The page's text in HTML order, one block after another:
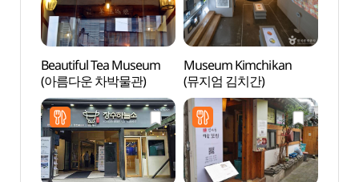
Beautiful Tea Museum
(아름다운 차박물관)
Museum Kimchikan
(뮤지엄 김치간)